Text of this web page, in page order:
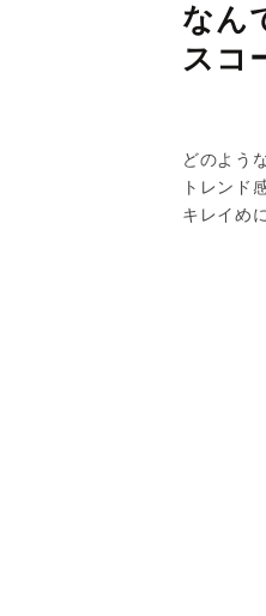
なん
スコ
どのよう
トレンド
キレイめ